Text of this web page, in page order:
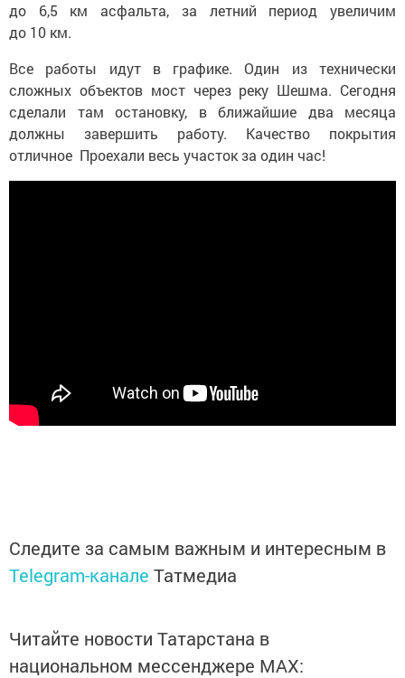
до 6,5 км асфальта, за летний период увеличим
до 10 км.
Все работы идут в графике. Один из технически
сложных объектов мост через реку Шешма. Сегодня
сделали там остановку, в ближайшие два месяца
должны завершить работу. Качество покрытия
отличное Проехали весь участок за один час!
Следите за самым важным и интересным в
Telegram-канале Татмедиа
Читайте новости Татарстана в
национальном мессенджере MАХ: